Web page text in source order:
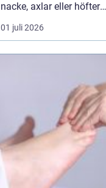
nacke, axlar eller höfter
utan att söka hjälp.
Andra har råkat ut för en
släppa. En legitimerad
sjukgymnast kan då
göra stor skillnad.
Genom n...
01 juli 2026